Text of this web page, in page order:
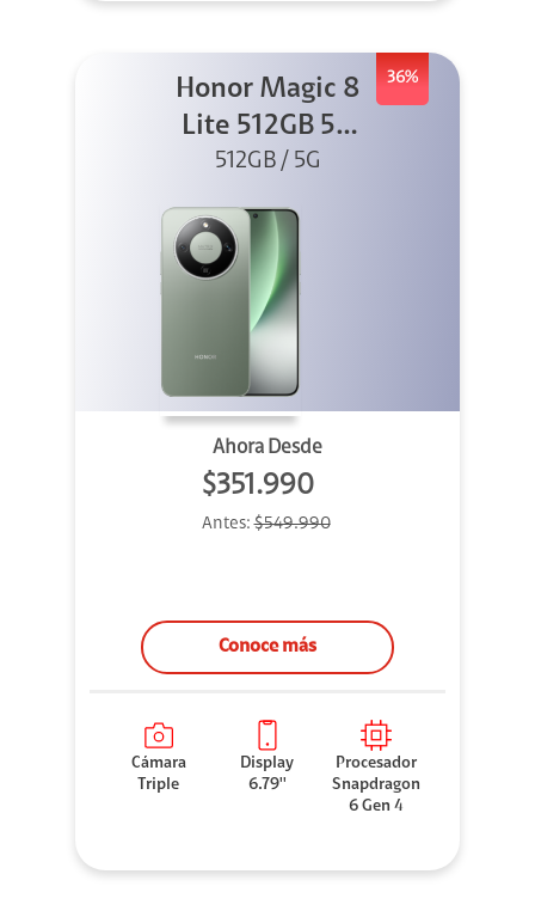
36%
Honor Magic 8
Lite 512GB 5G
Verde
512GB / 5G
Ahora Desde
$351.990
Antes:$549.990
Conoce más
Cámara
Triple
Display
6.79''
Procesador
Snapdragon
6 Gen 4